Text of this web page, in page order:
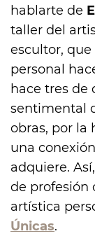
hablarte de
taller del
escultor, que
personal
hace tres de
sentimental
obras, por la
una
adquiere.
de profesión
artística
Únicas.